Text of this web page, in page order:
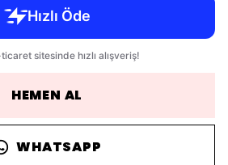
HEMEN AL
WHATSAPP